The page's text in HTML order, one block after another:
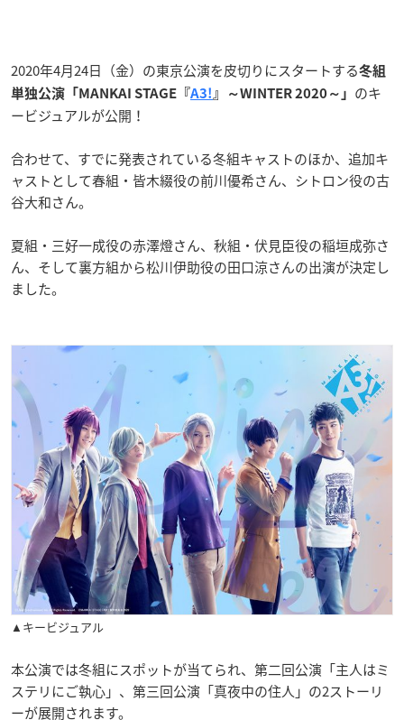
2020年4月24日（金）の東京公演を皮切りにスタートする冬組
単独公演「MANKAI STAGE『A3! 』～WINTER 2020～」 のキ
ービジュアルが公開！
合わせて、すでに発表されている冬組キャストのほか、追加キ
ャストとして春組・皆木綴役の前川優希さん、シトロン役の古
谷大和さん。
夏組・三好一成役の赤澤燈さん、秋組・伏見臣役の稲垣成弥さ
ん、そして裏方組から松川伊助役の田口涼さんの出演が決定し
ました。
▲キービジュアル
本公演では冬組にスポットが当てられ、第二回公演「主人はミ
ステリにご執心」、第三回公演「真夜中の住人」の2ストーリ
ーが展開されます。